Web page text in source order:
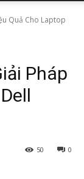
Quả Cho Laptop
Pháp
0
50